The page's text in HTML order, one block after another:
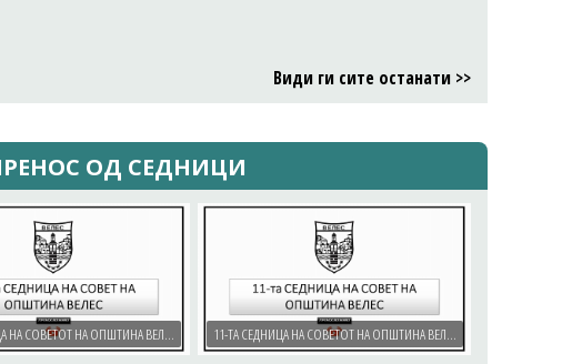
Види ги сите останати >>
ОД СЕДНИЦИ